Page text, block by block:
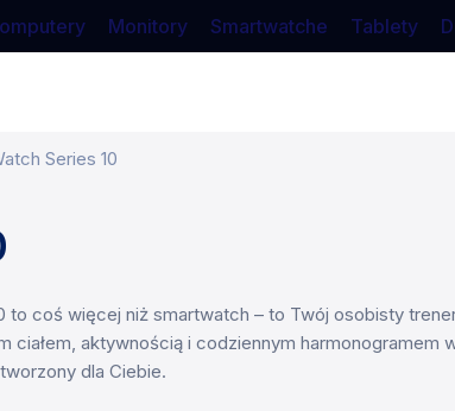
Monitory Smartwatche Tablety
Series 10
coś więcej niż smartwatch – to Twój osobisty
aktywnością i codziennym harmonogramem
dla Ciebie.